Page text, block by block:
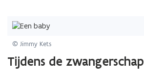
© Jimmy Kets
(Klik
op
de
voor
n
Tijdens de zwangerschap